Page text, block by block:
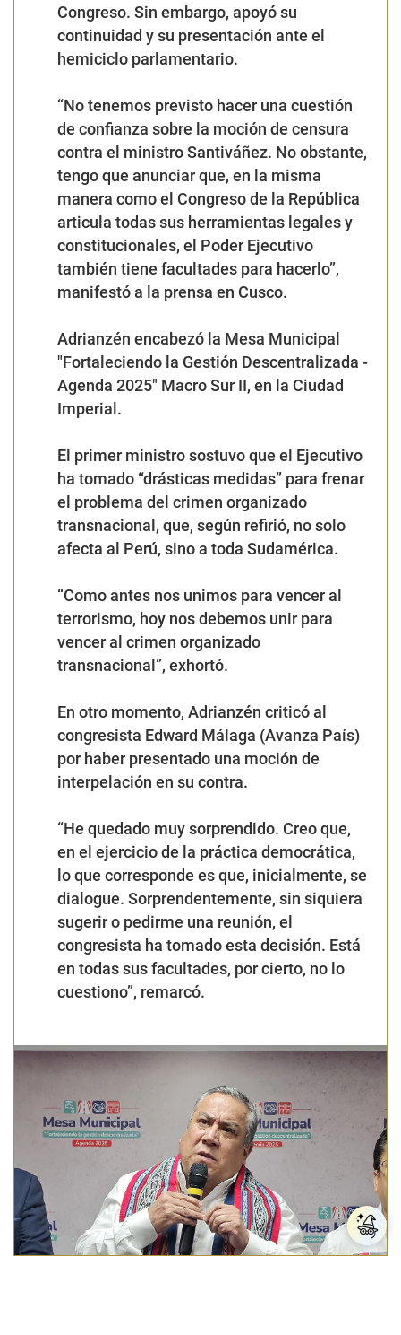
Congreso. Sin embargo, apoyó su
continuidad y su presentación ante el
hemiciclo parlamentario.
“No tenemos previsto hacer una cuestión
de confianza sobre la moción de censura
contra el ministro Santiváñez. No obstante,
tengo que anunciar que, en la misma
manera como el Congreso de la República
articula todas sus herramientas legales y
constitucionales, el Poder Ejecutivo
también tiene facultades para hacerlo”,
manifestó a la prensa en Cusco.
Adrianzén encabezó la Mesa Municipal
"Fortaleciendo la Gestión Descentralizada -
Agenda 2025" Macro Sur II, en la Ciudad
Imperial.
El primer ministro sostuvo que el Ejecutivo
ha tomado “drásticas medidas” para frenar
el problema del crimen organizado
transnacional, que, según refirió, no solo
afecta al Perú, sino a toda Sudamérica.
“Como antes nos unimos para vencer al
terrorismo, hoy nos debemos unir para
vencer al crimen organizado
transnacional”, exhortó.
En otro momento, Adrianzén criticó al
congresista Edward Málaga (Avanza País)
por haber presentado una moción de
interpelación en su contra.
“He quedado muy sorprendido. Creo que,
en el ejercicio de la práctica democrática,
lo que corresponde es que, inicialmente, se
dialogue. Sorprendentemente, sin siquiera
sugerir o pedirme una reunión, el
congresista ha tomado esta decisión. Está
en todas sus facultades, por cierto, no lo
cuestiono”, remarcó.